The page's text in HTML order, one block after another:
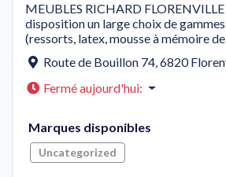
MEUBLES RICHARD
disposition un large choix de
(ressorts, latex, mousse à mémoire de
Route de Bouillon 74,6820
Fermé aujourd'hui:
Marques disponibles
Uncategorized